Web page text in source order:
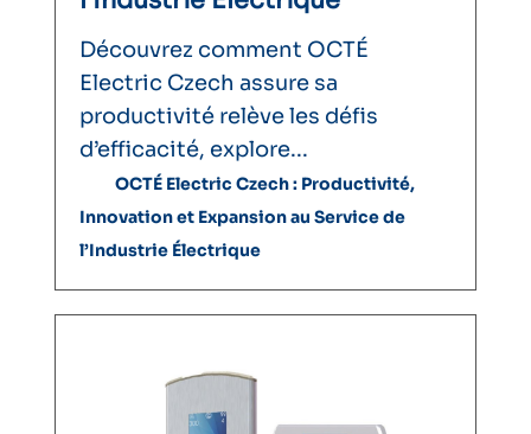
Découvrez comment OCTÉ
Electric Czech assure sa
productivité relève les défis
d’efficacité, explore...
OCTÉ Electric Czech : Productivité,
Innovation et Expansion au Service de
l’Industrie Électrique